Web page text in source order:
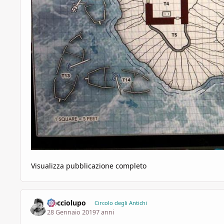
Visualizza pubblicazione completo
Nocciolupo Circolo degli Antichi
28 Gennaio 20197 anni